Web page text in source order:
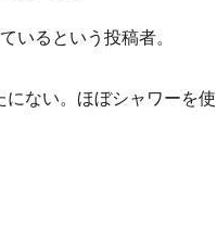
いるという投稿者。
ない。ほぼシャワーを使